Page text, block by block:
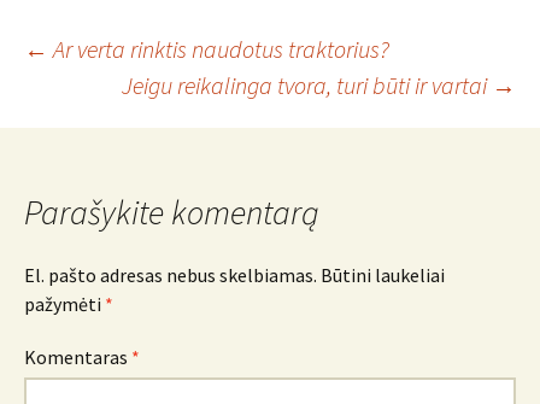
Įrašo
navigacija
← Ar verta rinktis naudotus traktorius?
Jeigu reikalinga tvora, turi būti ir vartai →
Parašykite komentarą
El. pašto adresas nebus skelbiamas. Būtini laukeliai
pažymėti *
Komentaras *